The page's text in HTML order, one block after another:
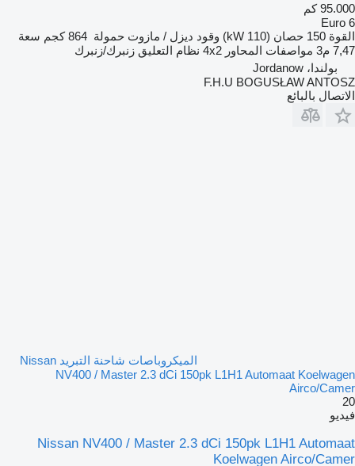
95.000 كم
Euro 6
القوة 150 حصان (110 kW) وقود ديزل / مازوت حمولة 864 كجم
سعة
7,47 م3
مواصفات المحاور 4x2 نظام التعليق زنبرك/زنبرك
بولندا، Jordanow
F.H.U BOGUSŁAW ANTOSZ
الاتصال بالبائع
الميكروباصات شاحنة التبريد Nissan
NV400 / Master 2.3 dCi 150pk L1H1 Automaat Koelwagen
Airco/Camer
20
فيديو
Nissan NV400 / Master 2.3 dCi 150pk L1H1 Automaat
Koelwagen Airco/Camer